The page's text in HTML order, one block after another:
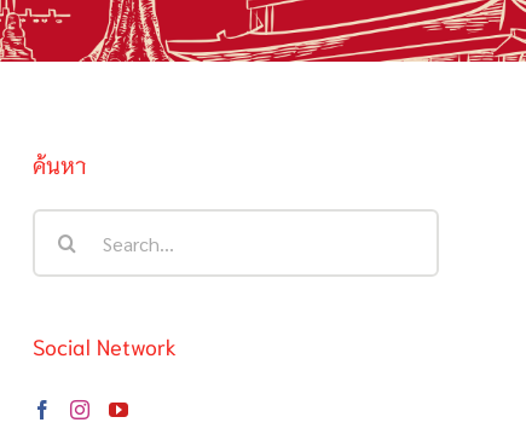
ค้นหา
Social Network